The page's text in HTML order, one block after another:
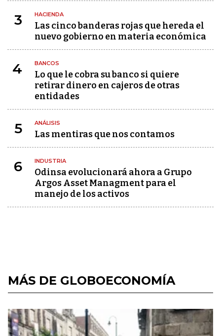
3 HACIENDA
Las cinco banderas rojas que hereda el
nuevo gobierno en materia económica
4 BANCOS
Lo que le cobra su banco si quiere
retirar dinero en cajeros de otras
entidades
5 ANÁLISIS
Las mentiras que nos contamos
6 INDUSTRIA
Odinsa evolucionará ahora a Grupo
Argos Asset Managment para el
manejo de los activos
MÁS DE GLOBOECONOMÍA